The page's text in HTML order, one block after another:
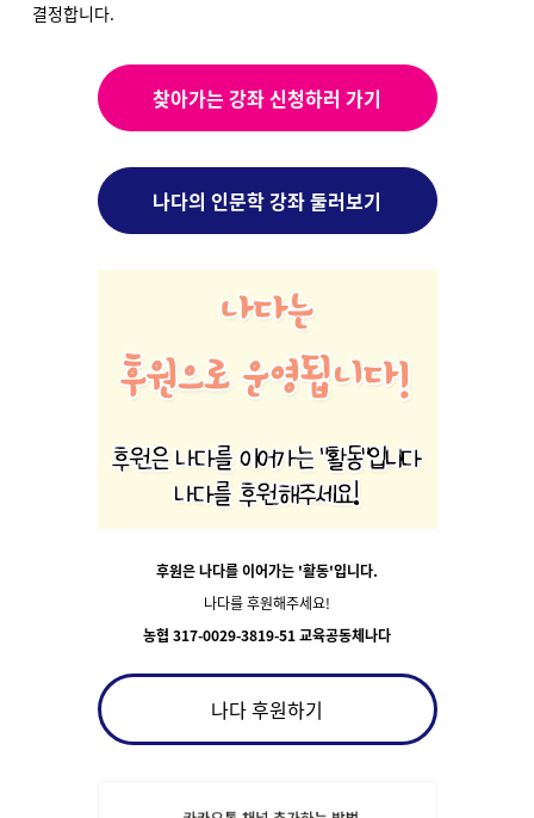
결정합니다.
찾아가는 강좌 신청하러 가기
나다의 인문학 강좌 둘러보기
후원은 나다를 이어가는 '활동'입니다.
나다를 후원해주세요!
농협 317-0029-3819-51 교육공동체나다
나다 후원하기